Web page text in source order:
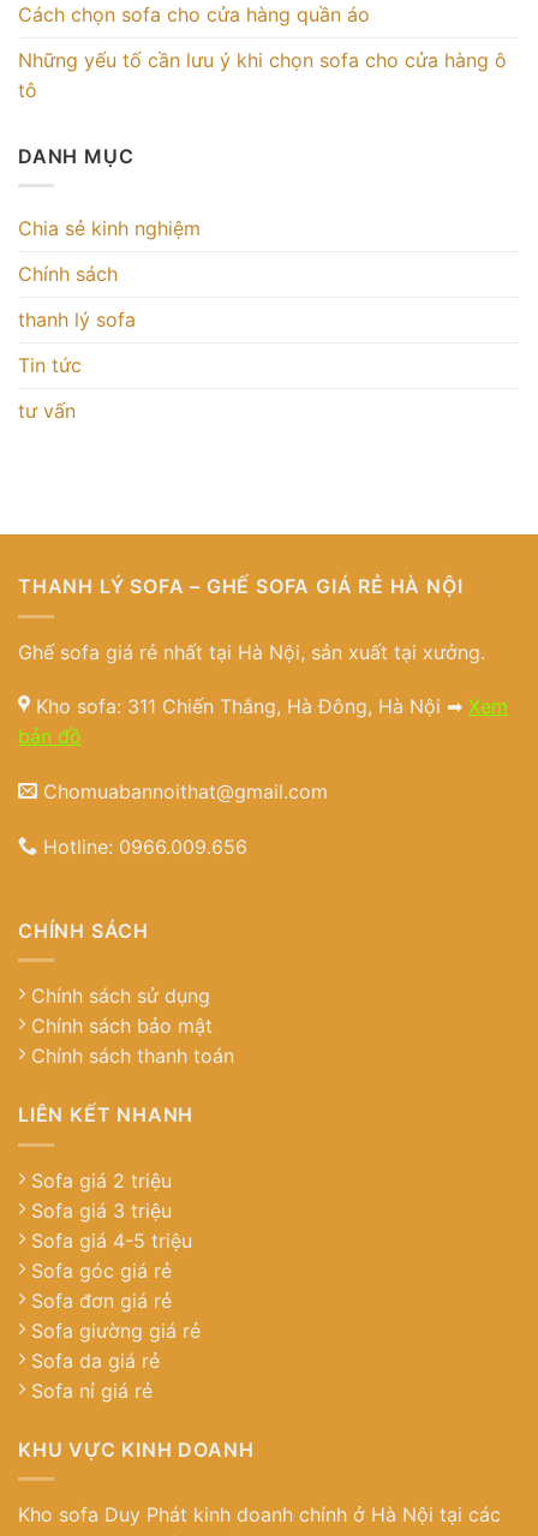
Cách chọn sofa cho cửa hàng quần áo
Những yếu tố cần lưu ý khi chọn sofa cho cửa hàng ô
tô
DANH MỤC
Chia sẻ kinh nghiệm
Chính sách
thanh lý sofa
Tin tức
tư vấn
THANH LÝ SOFA – GHẾ SOFA GIÁ RẺ HÀ NỘI
Ghế sofa giá rẻ nhất tại Hà Nội, sản xuất tại xưởng.
Kho sofa: 311 Chiến Thắng, Hà Đông, Hà Nội ➡ Xem
bản đồ
Chomuabannoithat@gmail.com
Hotline: 0966.009.656
CHÍNH SÁCH
Chính sách sử dụng
Chính sách bảo mật
Chính sách thanh toán
LIÊN KẾT NHANH
Sofa giá 2 triệu
Sofa giá 3 triệu
Sofa giá 4-5 triệu
Sofa góc giá rẻ
Sofa đơn giá rẻ
Sofa giường giá rẻ
Sofa da giá rẻ
Sofa nỉ giá rẻ
KHU VỰC KINH DOANH
Kho sofa Duy Phát kinh doanh chính ở Hà Nội tại các